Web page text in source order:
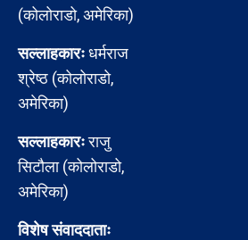
(कोलोराडो, अमेरिका)
सल्लाहकारःधर्मराज
श्रेष्ठ (कोलोराडो,
अमेरिका)
सल्लाहकारःराजु
सिटौला (कोलोराडो,
अमेरिका)
विशेष संवाददाताः